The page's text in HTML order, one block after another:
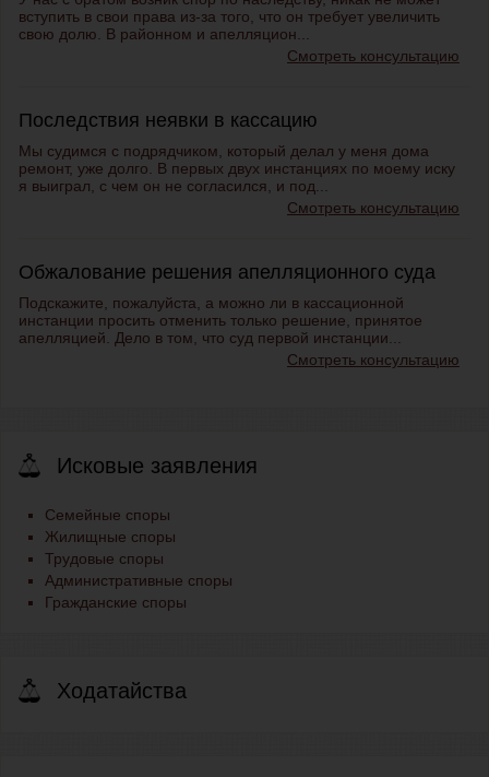
вступить в свои права из-за того, что он требует увеличить
свою долю. В районном и апелляцион...
Смотреть консультацию
Последствия неявки в кассацию
Мы судимся с подрядчиком, который делал у меня дома
ремонт, уже долго. В первых двух инстанциях по моему иску
я выиграл, с чем он не согласился, и под...
Смотреть консультацию
Обжалование решения апелляционного суда
Подскажите, пожалуйста, а можно ли в кассационной
инстанции просить отменить только решение, принятое
апелляцией. Дело в том, что суд первой инстанции...
Смотреть консультацию
Исковые заявления
Семейные споры
Жилищные споры
Трудовые споры
Административные споры
Гражданские споры
Ходатайства